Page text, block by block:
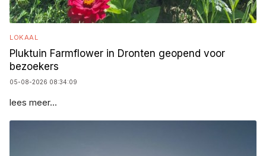
LOKAAL
Pluktuin Farmflower in Dronten geopend voor
bezoekers
05-08-2026 08:34:09
lees meer...